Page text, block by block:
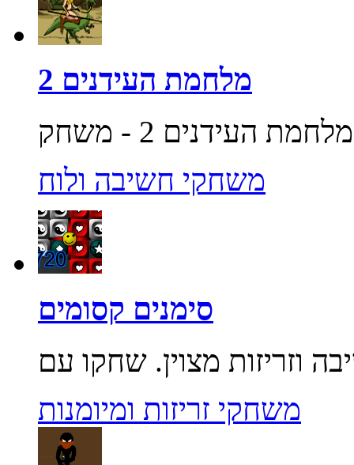
מלחמת העידנים 2
משחקי חשיבה ולוח
סימנים קסומים
משחקי זריזות ומיומנות